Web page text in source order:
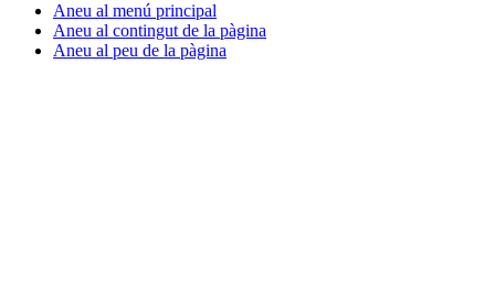
Aneu al menú principal
Aneu al contingut de la pàgina
Aneu al peu de la pàgina